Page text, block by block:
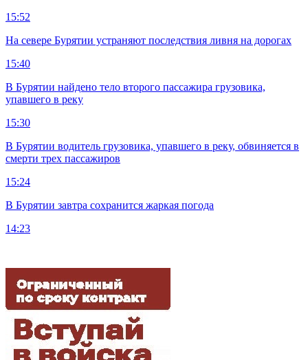
15:52
На севере Бурятии устраняют последствия ливня на дорогах
15:40
В Бурятии найдено тело второго пассажира грузовика,
упавшего в реку
15:30
В Бурятии водитель грузовика, упавшего в реку, обвиняется в
смерти трех пассажиров
15:24
В Бурятии завтра сохранится жаркая погода
14:23